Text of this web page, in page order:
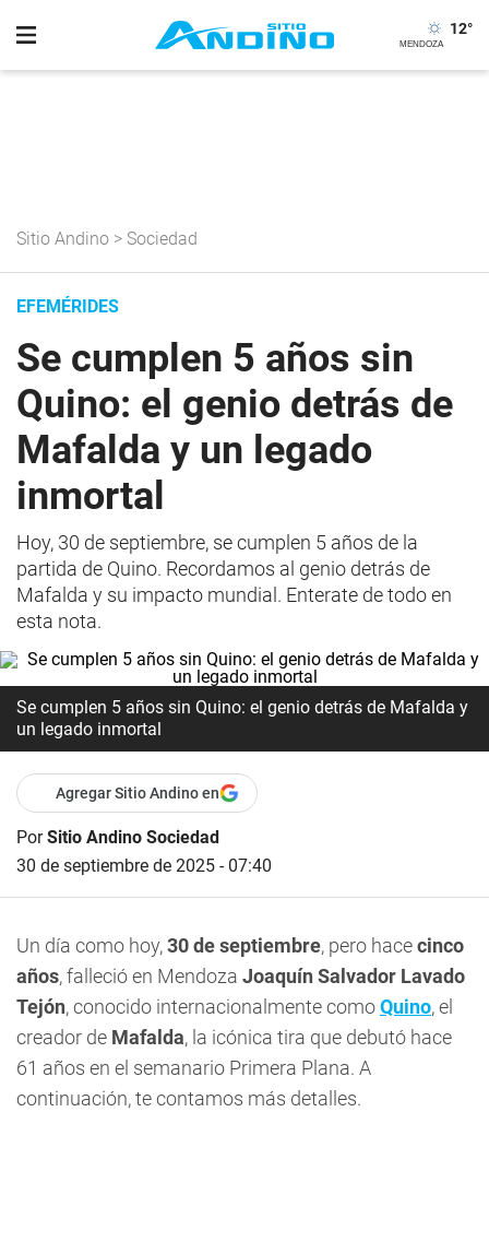
12°
Sitio Andino > Sociedad
EFEMÉRIDES
Se cumplen 5 años sin
Quino: el genio detrás de
Mafalda y un legado
inmortal
Hoy, 30 de septiembre, se cumplen 5 años de la
partida de Quino. Recordamos al genio detrás de
Mafalda y su impacto mundial. Enterate de todo en
esta nota.
Se cumplen 5 años sin Quino: el genio detrás de Mafalda y
un legado inmortal
Agregar Sitio Andino en
PorSitio Andino Sociedad
30 de septiembre de 2025 - 07:40
Un día como hoy,30 de septiembre, pero hacecinco
años, falleció en Mendoza Joaquín Salvador Lavado
Tejón, conocido internacionalmente comoQuino, el
creador de Mafalda, la icónica tira que debutó hace
61 años en el semanario Primera Plana. A
continuación, te contamos más detalles.